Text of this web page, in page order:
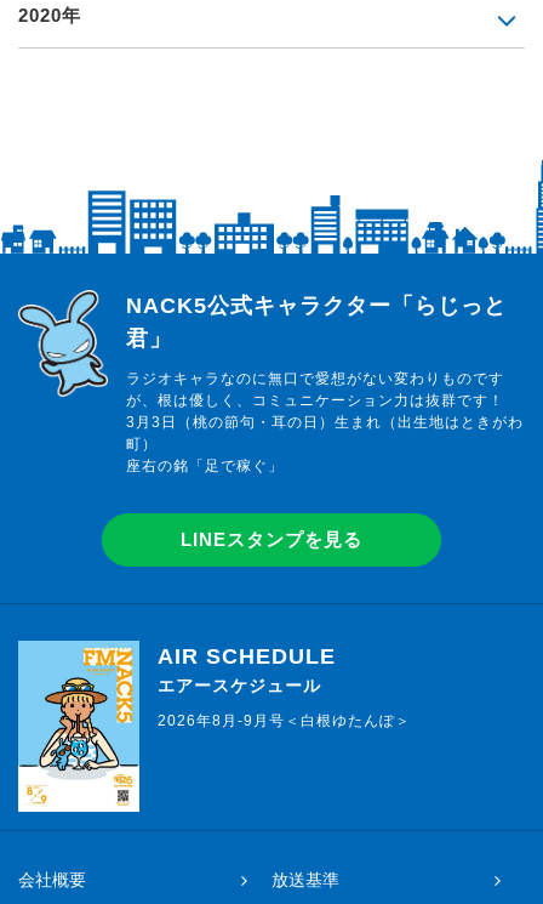
2020年
らじっと君
NACK5公式キャラクター「らじっと
君」
ラジオキャラなのに無口で愛想がない変わりものです
が、根は優しく、コミュニケーション力は抜群です！
3月3日（桃の節句・耳の日）生まれ（出生地はときがわ
町）
座右の銘「足で稼ぐ」
LINEスタンプを見る
AIR SCHEDULE
エアースケジュール
2026年8月-9月号＜白根ゆたんぽ＞
会社概要 放送基準